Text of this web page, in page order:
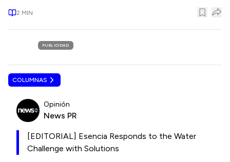
2 MIN
PUBLICIDAD
COLUMNAS
Opinión
News PR
[EDITORIAL] Esencia Responds to the Water
Challenge with Solutions